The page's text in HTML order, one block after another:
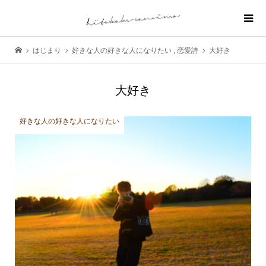
はじまり 好きな人の好きな人になりたい , 恋愛詩 大好き
大好き
好きな人の好きな人になりたい